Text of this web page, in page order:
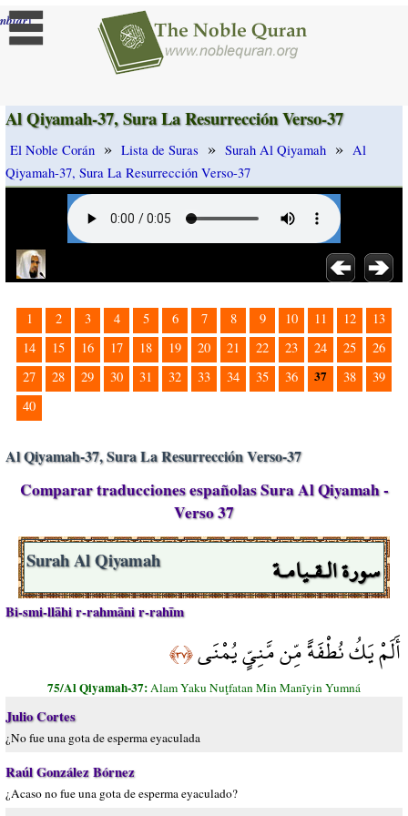
]
Al Qiyamah-37, Sura La Resurrección Verso-37
El Noble Corán » Lista de Suras » Surah Al Qiyamah » Al
Qiyamah-37, Sura La Resurrección Verso-37
1 2 3 4 5 6 7 8 9 10 11 12
13
14
15 16 17 18 19 20 21 22 23 24 25
26
27
28 29 30 31 32 33 34 35 36 37 38
39
40
Al Qiyamah-37, Sura La Resurrección Verso-37
Comparar traducciones españolas Sura Al Qiyamah -
Verso 37
سورة الـقـيامـة Surah Al Qiyamah
Bi-smi-llāhi r-rahmāni r-rahīm
أَلَمْ يَكُ نُطْفَةً مِّن مَّنِيٍّ يُمْنَى﴿٣٧﴾
75/Al Qiyamah-37:Alam Yaku Nuţfatan Min Manīyin Yumná
Julio Cortes
¿No fue una gota de esperma eyaculada
Raúl González Bórnez
¿Acaso no fue una gota de esperma eyaculado?